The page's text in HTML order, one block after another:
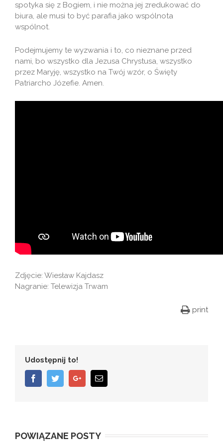
spotyka się z Bogiem, i nie można jej zredukować do
biura, ale musi to być parafia jako wspólnota
wspólnot.
Podejmujemy te wyzwania i to, co nieznane przed
nami, bo wszystko dla Jezusa Chrystusa, wszystko
przez Maryję, wszystko na Twój wzór, o Święty
Patriarcho Józefie. Amen.
Zdjęcie: Wiesław Kajdasz
Nagranie: Telewizja Trwam
print
Udostępnij to!
FacebookTwitterGoogle+Email
POWIĄZANE POSTY